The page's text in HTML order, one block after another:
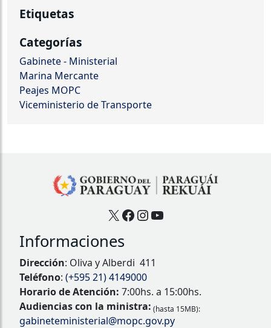
Etiquetas
Categorías
Gabinete - Ministerial
Marina Mercante
Peajes MOPC
Viceministerio de Transporte
X Facebook
Instagram
YouTube
Informaciones
Dirección: Oliva y Alberdi 411
Teléfono: (+595 21) 4149000
Horario de Atención: 7:00hs. a 15:00hs.
Audiencias con la ministra: (hasta 15MB):
gabineteministerial@mopc.gov.py